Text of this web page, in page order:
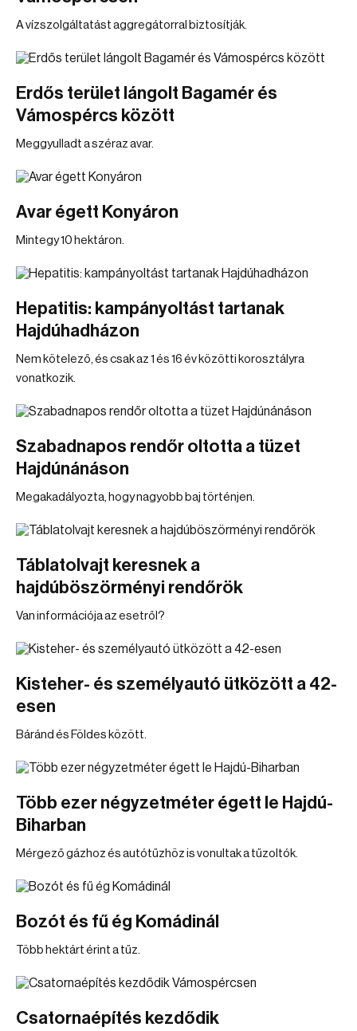
A vízszolgáltatást aggregátorral biztosítják.
Erdős terület lángolt Bagamér és
Vámospércs között
Meggyulladt a széraz avar.
Avar égett Konyáron
Mintegy 10 hektáron.
Hepatitis: kampányoltást tartanak
Hajdúhadházon
Nem kötelező, és csak az 1 és 16 év közötti korosztályra
vonatkozik.
Szabadnapos rendőr oltotta a tüzet
Hajdúnánáson
Megakadályozta, hogy nagyobb baj történjen.
Táblatolvajt keresnek a
hajdúböszörményi rendőrök
Van információja az esetről?
Kisteher- és személyautó ütközött a 42-
esen
Báránd és Földes között.
Több ezer négyzetméter égett le Hajdú-
Biharban
Mérgező gázhoz és autótűzhöz is vonultak a tűzoltók.
Bozót és fű ég Komádinál
Több hektárt érint a tűz.
Csatornaépítés kezdődik